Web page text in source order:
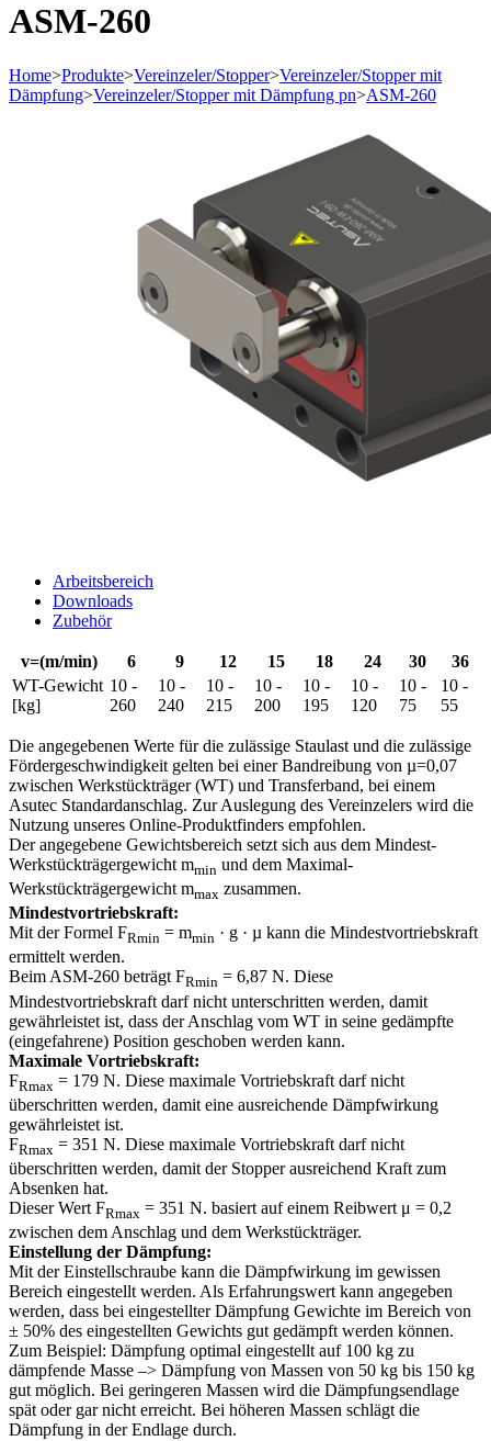
ASM-260
Home>Produkte>Vereinzeler/Stopper>Vereinzeler/Stopper mit
Dämpfung>Vereinzeler/Stopper mit Dämpfung pn>ASM-260
Arbeitsbereich
Downloads
Zubehör
v=(m/min) 6 9 12 15 18 24 30
36
WT-Gewicht
[kg]
10 -
260
10 -
240
10 -
215
10 -
200
10 -
195
10 -
120
10 -
75
10 -
55
Die angegebenen Werte für die zulässige Staulast und die zulässige
Fördergeschwindigkeit gelten bei einer Bandreibung von µ=0,07
zwischen Werkstückträger (WT) und Transferband, bei einem
Asutec Standardanschlag. Zur Auslegung des Vereinzelers wird die
Nutzung unseres Online-Produktfinders empfohlen.
Der angegebene Gewichtsbereich setzt sich aus dem Mindest-
Werkstückträgergewicht mmin und dem Maximal-
Werkstückträgergewicht mmax zusammen.
Mindestvortriebskraft:
Mit der Formel FRmin = mmin · g · µ kann die Mindestvortriebskraft
ermittelt werden.
Beim ASM-260 beträgt FRmin = 6,87 N. Diese
Mindestvortriebskraft darf nicht unterschritten werden, damit
gewährleistet ist, dass der Anschlag vom WT in seine gedämpfte
(eingefahrene) Position geschoben werden kann.
Maximale Vortriebskraft:
FRmax = 179 N. Diese maximale Vortriebskraft darf nicht
überschritten werden, damit eine ausreichende Dämpfwirkung
gewährleistet ist.
FRmax = 351 N. Diese maximale Vortriebskraft darf nicht
überschritten werden, damit der Stopper ausreichend Kraft zum
Absenken hat.
Dieser Wert FRmax = 351 N. basiert auf einem Reibwert μ = 0,2
zwischen dem Anschlag und dem Werkstückträger.
Einstellung der Dämpfung:
Mit der Einstellschraube kann die Dämpfwirkung im gewissen
Bereich eingestellt werden. Als Erfahrungswert kann angegeben
werden, dass bei eingestellter Dämpfung Gewichte im Bereich von
± 50% des eingestellten Gewichts gut gedämpft werden können.
Zum Beispiel: Dämpfung optimal eingestellt auf 100 kg zu
dämpfende Masse –> Dämpfung von Massen von 50 kg bis 150 kg
gut möglich. Bei geringeren Massen wird die Dämpfungsendlage
spät oder gar nicht erreicht. Bei höheren Massen schlägt die
Dämpfung in der Endlage durch.